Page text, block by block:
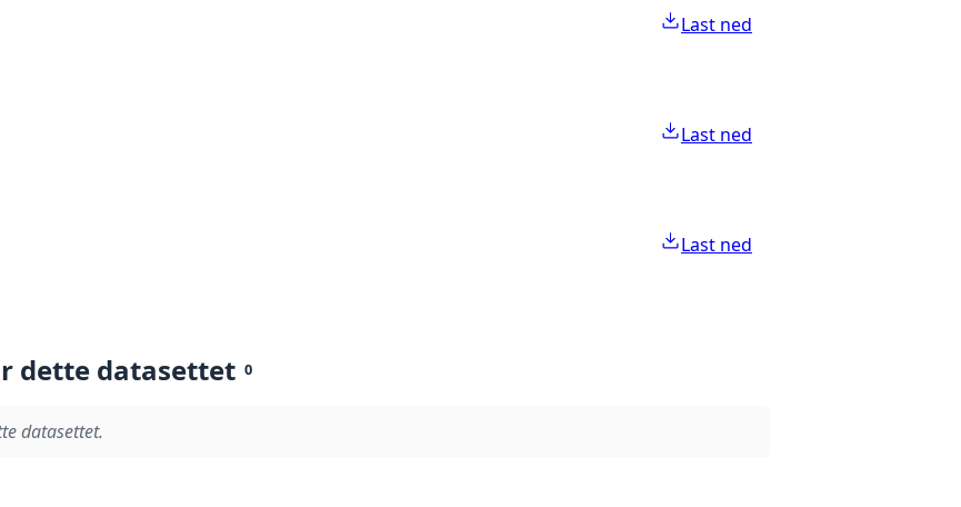
Last ned
Last ned
Last ned
dette datasettet 0
datasettet.